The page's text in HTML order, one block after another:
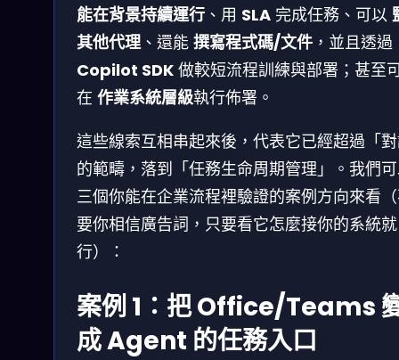
能在背景持續運行 、用 SLA 完成任務、可以
其他代理、還能 撰寫程式碼/文件 ，並且透過
Copilot SDK 做較短流程訓練與部署；甚至
在 作業系統層級執行佈署。
這些線索互相串起來後，代表它已經超過「
的範疇，落到「任務生命周期管理」。我們
三個你能在企業流程裡驗證的案例方向來看
要你相信廣告詞，只要看它怎麼接你的系統就
行）：
案例 1：把 Office/Teams
成 Agent 的任務入口